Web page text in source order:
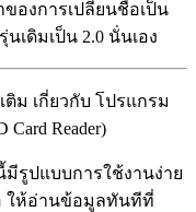
องการเปลี่ยนชื่อเป็น
เดิมเป็น 2.0 นั่นเอง
ติม เกี่ยวกับ โปรแกรม
Reader)
มีรูปแบบการใช้งานง่าย
ให้อ่านข้อมูลทันทีที่